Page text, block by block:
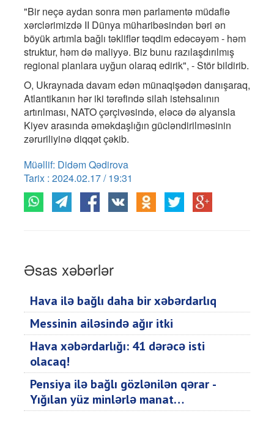
"Bir neçə aydan sonra mən parlamentə müdafiə
xərclərimizdə II Dünya müharibəsindən bəri ən
böyük artımla bağlı təkliflər təqdim edəcəyəm - həm
struktur, həm də maliyyə. Biz bunu razılaşdırılmış
regional planlara uyğun olaraq edirik", - Stör bildirib.
O, Ukraynada davam edən münaqişədən danışaraq,
Atlantikanın hər iki tərəfində silah istehsalının
artırılması, NATO çərçivəsində, eləcə də alyansla
Kiyev arasında əməkdaşlığın gücləndirilməsinin
zəruriliyinə diqqət çəkib.
Müəllif: Didəm Qədirova
Tarix : 2024.02.17 / 19:31
Əsas xəbərlər
Hava ilə bağlı daha bir xəbərdarlıq
Messinin ailəsində ağır itki
Hava xəbərdarlığı: 41 dərəcə isti
olacaq!
Pensiya ilə bağlı gözlənilən qərar -
Yığılan yüz minlərlə manat…